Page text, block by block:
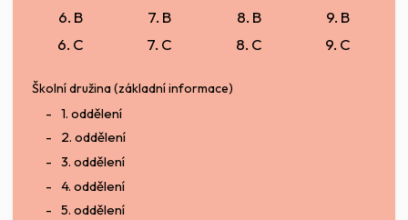
6. B
6. C
7. B
7. C
8. B
8. C
9. B
9. C
Školní družina (základní informace)
1. oddělení
2. oddělení
3. oddělení
4. oddělení
5. oddělení